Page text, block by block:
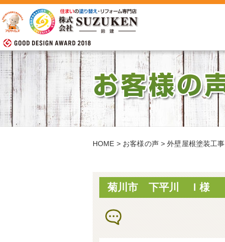
HOME > お客様の声 > 外壁屋根塗装工事
菊川市 下平川 Ｉ様